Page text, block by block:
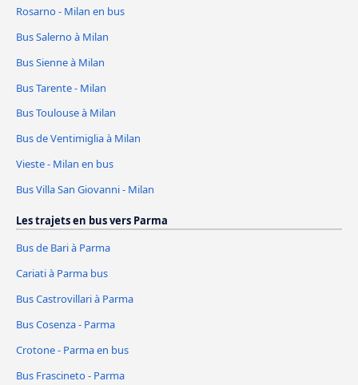
Rosarno - Milan en bus
Bus Salerno à Milan
Bus Sienne à Milan
Bus Tarente - Milan
Bus Toulouse à Milan
Bus de Ventimiglia à Milan
Vieste - Milan en bus
Bus Villa San Giovanni - Milan
Les trajets en bus vers Parma
Bus de Bari à Parma
Cariati à Parma bus
Bus Castrovillari à Parma
Bus Cosenza - Parma
Crotone - Parma en bus
Bus Frascineto - Parma